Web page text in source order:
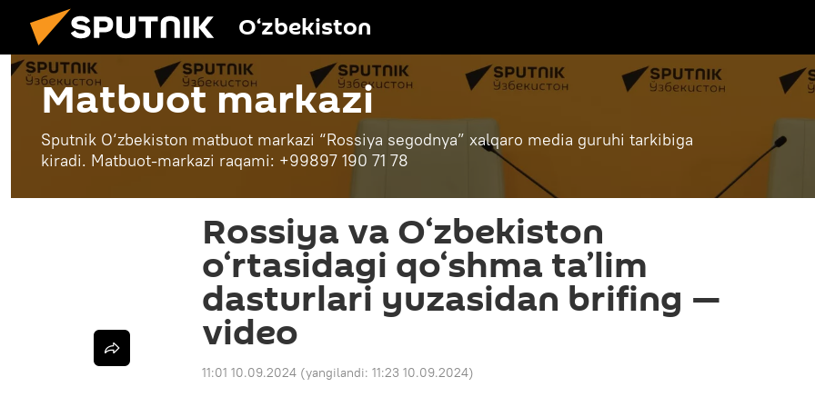
O‘zbekiston
Matbuot markazi
Sputnik O‘zbekiston matbuot markazi “Rossiya segodnya” xalqaro media guruhi tarkibiga
kiradi. Matbuot-markazi raqami: +99897 190 71 78
Rossiya va O‘zbekiston
o‘rtasidagi qo‘shma ta’lim
dasturlari yuzasidan brifing —
video
11:01 10.09.2024 (yangilandi: 11:23 10.09.2024)